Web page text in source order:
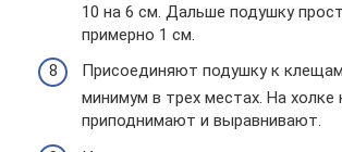
10 на 6 см. Дальше подушку
примерно 1 см.
Присоединяют подушку к
минимум в трех местах. На холке
приподнимают и выравнивают.